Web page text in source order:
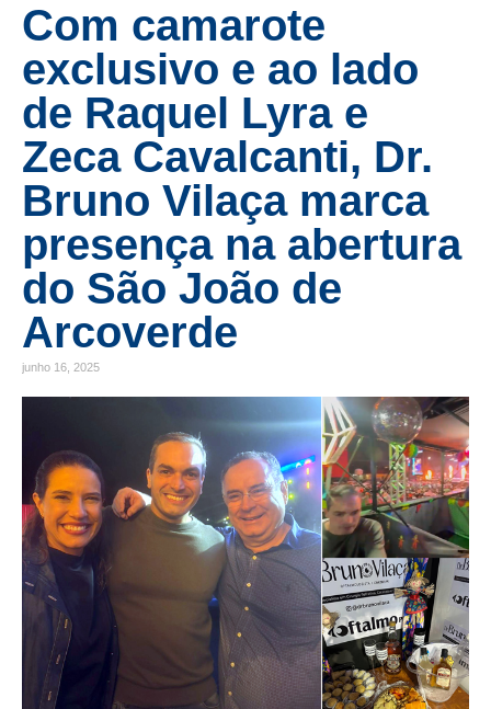
Com camarote
exclusivo e ao lado
de Raquel Lyra e
Zeca Cavalcanti, Dr.
Bruno Vilaça marca
presença na abertura
do São João de
Arcoverde
junho 16, 2025